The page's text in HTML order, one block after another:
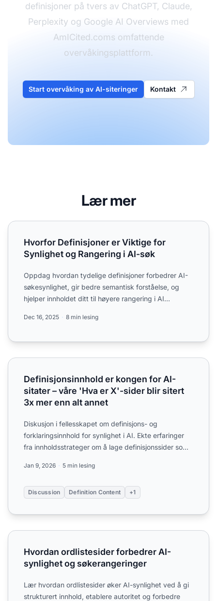
definisjoner på tvers av ChatGPT, Claude,
Perplexity og Google AI Overviews med
AmICited.coms omfattende
overvåkingsplattform.
Start overvåking av AI-siteringer Kontakt
Lær mer
Hvorfor Definisjoner er Viktige for Synlighet og
Hvorfor Definisjoner er Viktige for
Synlighet og Rangering i AI-søk
Oppdag hvordan tydelige definisjoner forbedrer AI-
søkesynlighet, gir bedre semantisk forståelse, og
hjelper innholdet ditt til høyere rangering i AI
Dec 16, 2025 8 min lesing
Definisjonsinnhold er kongen for AI-sitater – våre 'Hva er
Definisjonsinnhold er kongen for AI-
sitater – våre 'Hva er X'-sider blir sitert
3x mer enn alt annet
Diskusjon i fellesskapet om definisjons- og
forklaringsinnhold for synlighet i AI. Ekte erfaringer
fra innholdsstrateger om å lage definisjonssider som
Jan 9, 2026 5 min lesing
Discussion Definition Content +1
Hvordan ordlistesider forbedrer AI-synlighet og
Hvordan ordlistesider forbedrer AI-
synlighet og søkerangeringer
Lær hvordan ordlistesider øker AI-synlighet ved å gi
strukturert innhold, etablere autoritet og forbedre